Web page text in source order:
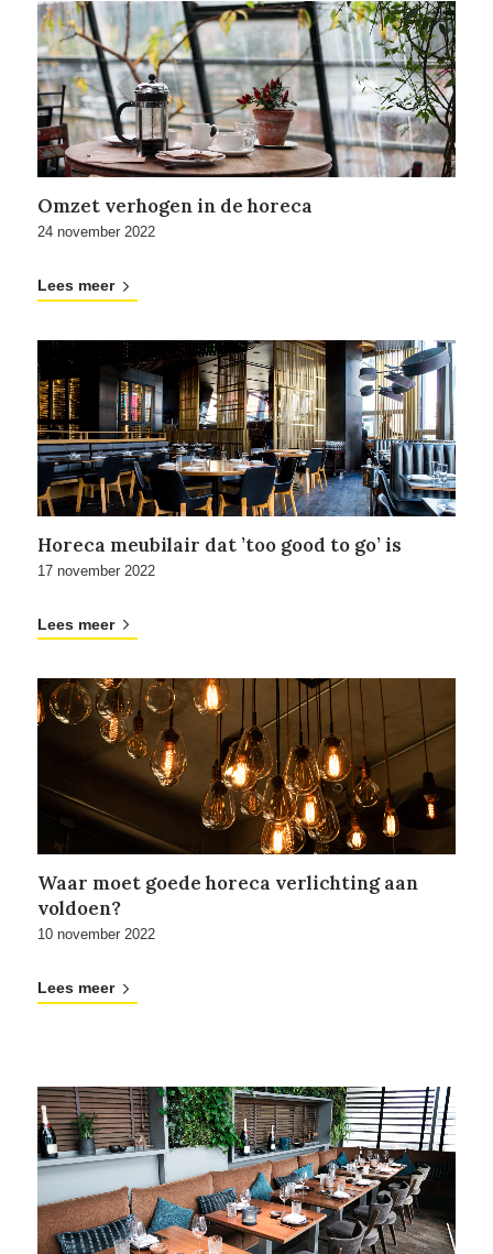
Omzet verhogen in de horeca
24 november 2022
Lees meer
Horeca meubilair dat ’too good to go’ is
17 november 2022
Lees meer
Waar moet goede horeca verlichting aan
voldoen?
10 november 2022
Lees meer